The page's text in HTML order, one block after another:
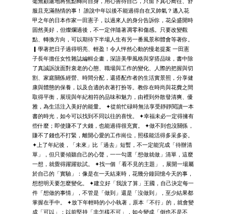
服且充滿熱情的事！ 誰說中年以後不能過得自在又帥氣？邁入花
甲之年的日本作家一田憲子，以過來人的身分告訴你，花朵盛開時
固然美好，但燦爛過後，不一定伴隨著凋零和傷感。只要改變觀
點、轉換方向，可以期待下半場人生有另一番風景和體會等著你。
▎學著把日子過得明亮、輕盈！令人怦然心動的慢老提案 一田憲
子長年擔任女性雜誌編輯企畫，深諳美學風格與穿搭品味，書中除
了真誠訴說面對衰老的心態、職場與工作的變化、人際的把握與切
割、家庭關係經營、時間分配，還搭配作者的生活實景照，分享健
康與體態的保養，以及合適的衣著打扮等。教你在時尚與花費之間
取得平衡，展現與年紀相符的品味和魅力，由裡到外散發清爽、優
雅，為生活注入美好的能量。 ✦從前忙碌時無法享受靜靜閱讀一本
書的時光，如今可以找到不同以往的喜悅。 ✦幸福未必一定得擁有
些什麼；即使賺不了大錢，也能過得很充實。 ✦做不到也沒關係，
賺不了錢也不打緊，離開心愛的工作崗位，照樣能活得多采多姿。
✦上了年紀後，「未來」比「過去」短暫，不一定能完成「待辦清
單」，但只要傾聽自己的心聲，一一勾選「想做就做」清單，這麼
一想，就覺得躍躍欲試。 ✦找一個「看不見的主題」，展開一場屬
於自己的「實驗」：像是在一天結束時，花幾分鐘回憶今天的事，
想想明天要怎麼變化。 ✦建立好「我說了算」王國，自己決定每一
件「想做的事情」，不管是「做到」還是「沒做到」，至少結果都
掌握在手中。 ✦放下年輕時的小小執著，原本「不行」的，就會變
成「可以」；以前堅持「非怎樣不可」，如今變成「倒也不是不